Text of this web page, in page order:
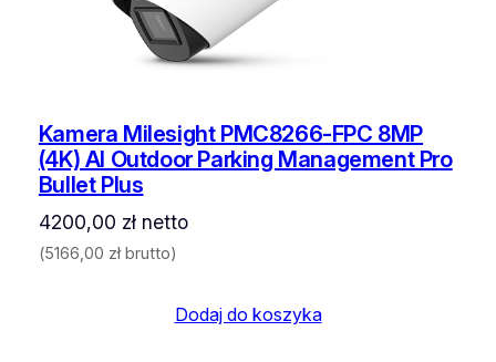
Kamera Milesight PMC8266-FPC 8MP
(4K) AI Outdoor Parking Management Pro
Bullet Plus
4200,00 złnetto
(5166,00 złbrutto)
Dodaj do koszyka